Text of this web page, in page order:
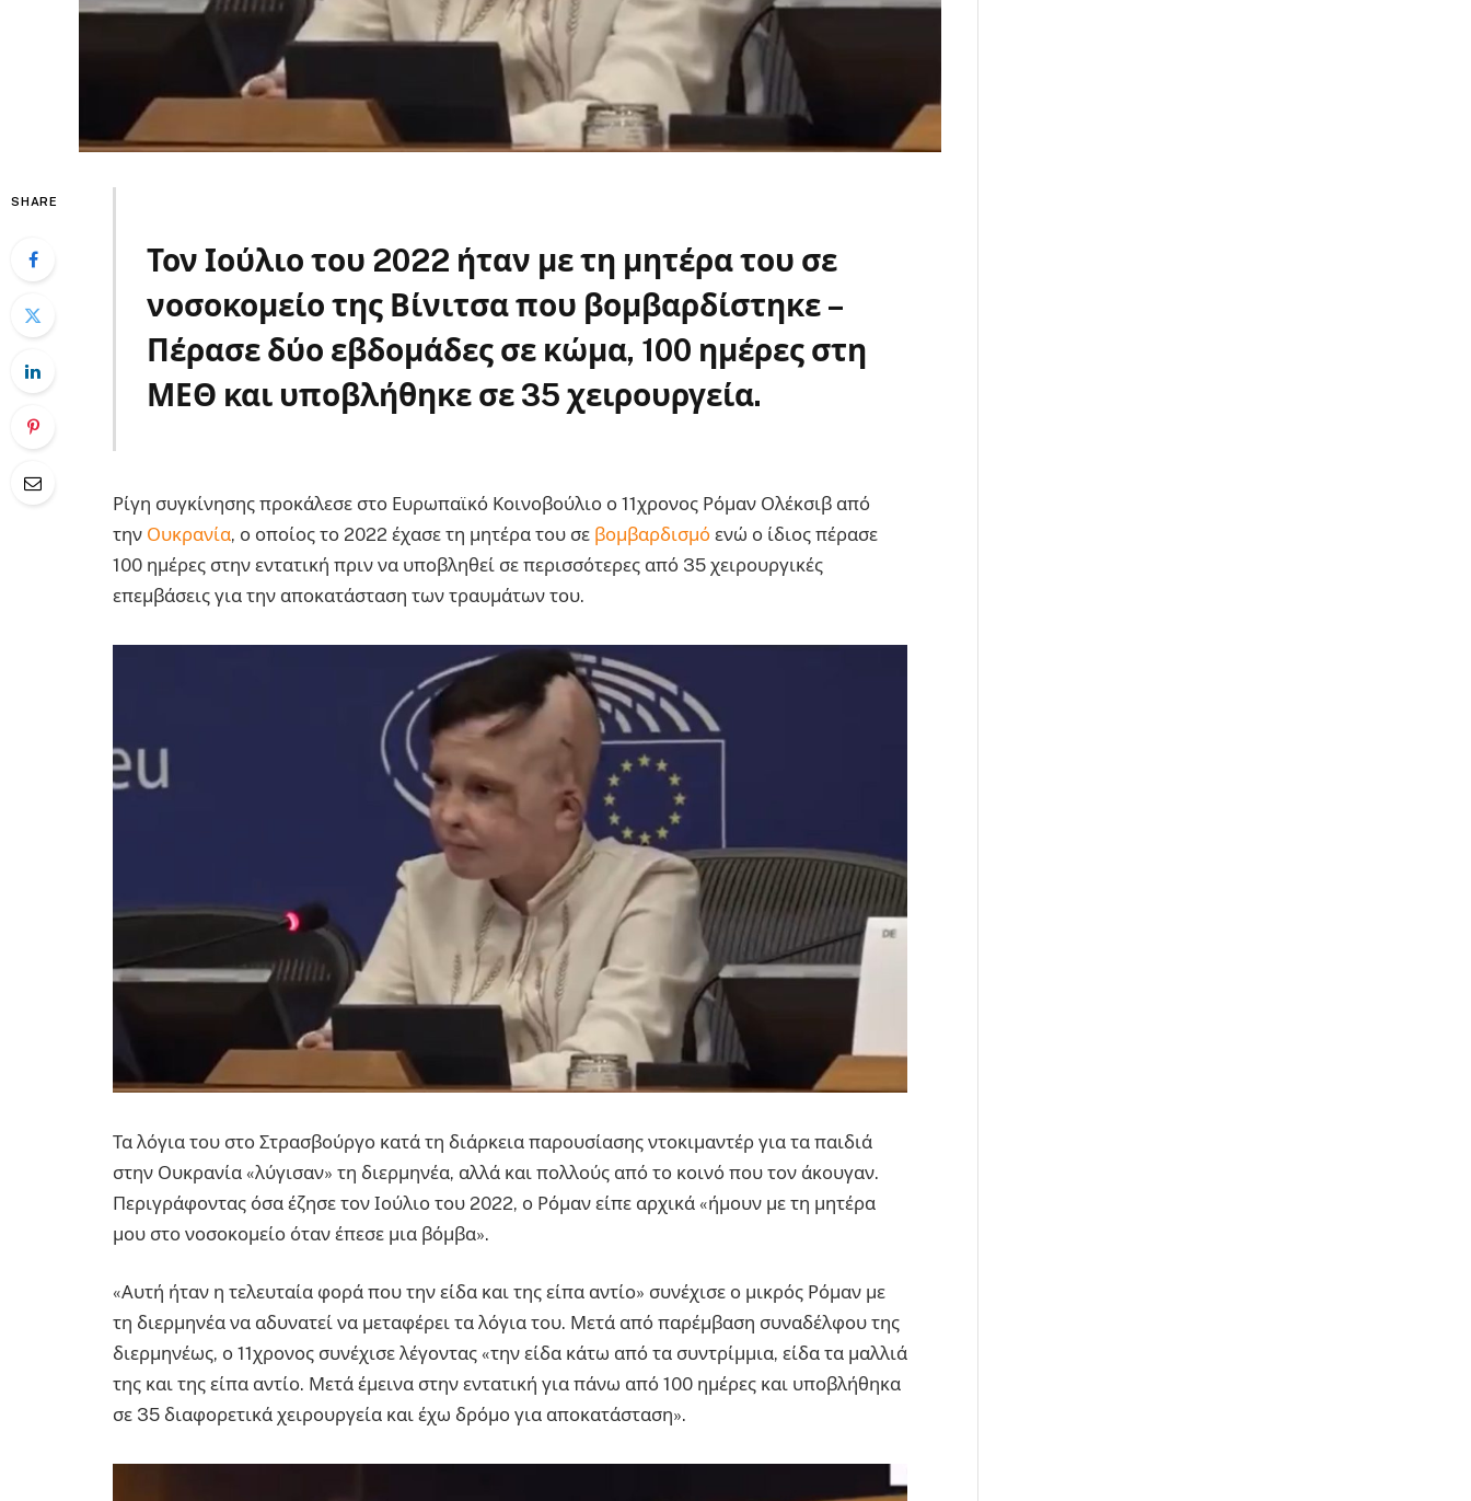
SHARE
Τον Ιούλιο του 2022 ήταν με τη μητέρα του σε
νοσοκομείο της Βίνιτσα που βομβαρδίστηκε –
Πέρασε δύο εβδομάδες σε κώμα, 100 ημέρες στη
ΜΕΘ και υποβλήθηκε σε 35 χειρουργεία.
Ρίγη συγκίνησης προκάλεσε στο Ευρωπαϊκό Κοινοβούλιο ο 11χρονος Ρόμαν Ολέκσιβ από
την Ουκρανία, ο οποίος το 2022 έχασε τη μητέρα του σε βομβαρδισμό ενώ ο ίδιος πέρασε
100 ημέρες στην εντατική πριν να υποβληθεί σε περισσότερες από 35 χειρουργικές
επεμβάσεις για την αποκατάσταση των τραυμάτων του.
Τα λόγια του στο Στρασβούργο κατά τη διάρκεια παρουσίασης ντοκιμαντέρ για τα παιδιά
στην Ουκρανία «λύγισαν» τη διερμηνέα, αλλά και πολλούς από το κοινό που τον άκουγαν.
Περιγράφοντας όσα έζησε τον Ιούλιο του 2022, ο Ρόμαν είπε αρχικά «ήμουν με τη μητέρα
μου στο νοσοκομείο όταν έπεσε μια βόμβα».
«Αυτή ήταν η τελευταία φορά που την είδα και της είπα αντίο» συνέχισε ο μικρός Ρόμαν με
τη διερμηνέα να αδυνατεί να μεταφέρει τα λόγια του. Μετά από παρέμβαση συναδέλφου της
διερμηνέως, ο 11χρονος συνέχισε λέγοντας «την είδα κάτω από τα συντρίμμια, είδα τα μαλλιά
της και της είπα αντίο. Μετά έμεινα στην εντατική για πάνω από 100 ημέρες και υποβλήθηκα
σε 35 διαφορετικά χειρουργεία και έχω δρόμο για αποκατάσταση».